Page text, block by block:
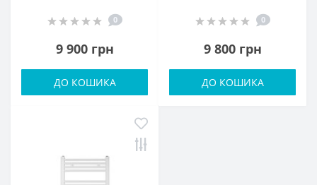
0
9 900 грн
ДО КОШИКА
0
9 800 грн
ДО КОШИКА